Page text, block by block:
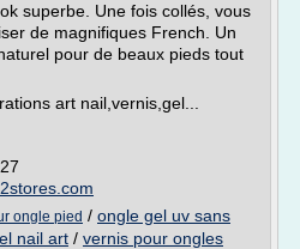
superbe. Une fois collés, vous
de magnifiques French. Un
pour de beaux pieds tout
art nail,vernis,gel...
ongle pied / ongle gel uv sans
nail art / vernis pour ongles